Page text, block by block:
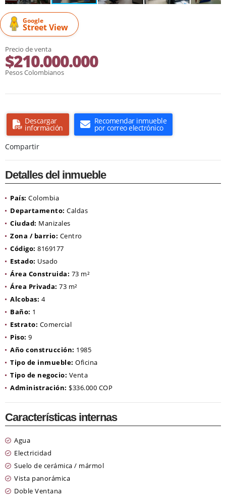
Google
Street View
Precio de venta
$210.000.000
Pesos Colombianos
Descargar
información
Recomendar inmueble
por correo electrónico
Compartir
Detalles del inmueble
País: Colombia
Departamento: Caldas
Ciudad: Manizales
Zona / barrio: Centro
Código: 8169177
Estado: Usado
Área Construida: 73 m²
Área Privada: 73 m²
Alcobas: 4
Baño: 1
Estrato: Comercial
Piso: 9
Año construcción: 1985
Tipo de inmueble: Oficina
Tipo de negocio: Venta
Administración: $336.000 COP
Características internas
Agua
Electricidad
Suelo de cerámica / mármol
Vista panorámica
Doble Ventana